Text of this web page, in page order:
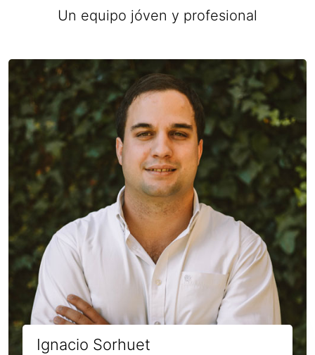
Un equipo jóven y profesional
Ignacio Sorhuet